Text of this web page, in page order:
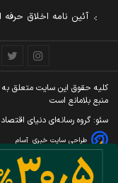
آئین نامه اخلاق حرفه
کليه حقوق اين سايت متعلق به
منبع بلامانع است
سئو: گروه رسانه‌ای دنیای اقتصاد
طراحی سایت خبری آسام